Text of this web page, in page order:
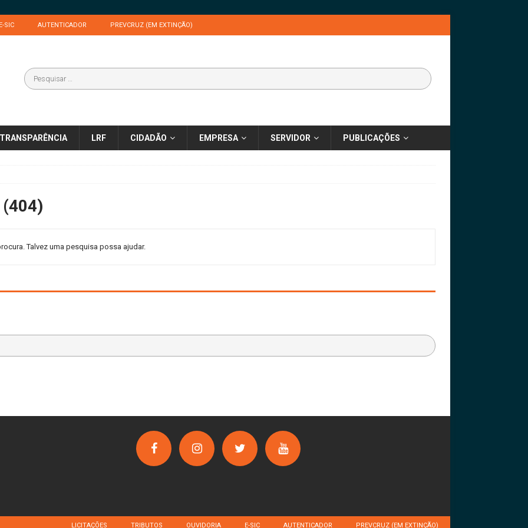
SIC AUTENTICADOR PREVCRUZ (EM EXTINÇÃO)
TRANSPARÊNCIA LRF CIDADÃO EMPRESA SERVIDOR PUBLICAÇÕES
Talvez uma pesquisa possa ajudar.
LICITAÇÕES TRIBUTOS OUVIDORIA E-SIC AUTENTICADOR PREVCRUZ (EM EXTINÇÃO)